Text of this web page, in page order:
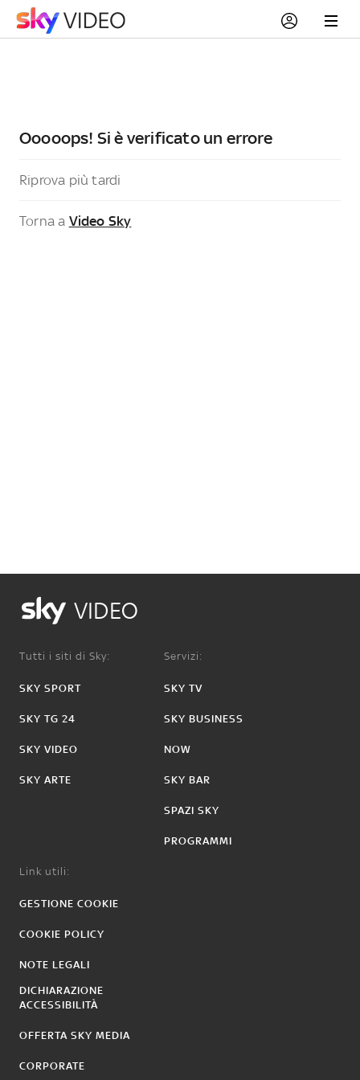
Ooooops! Si è verificato un errore
Riprova più tardi
Torna a Video Sky
VIDEO
Tutti i siti di Sky:
SKY SPORT
SKY TG 24
SKY VIDEO
SKY ARTE
Servizi:
SKY TV
SKY BUSINESS
NOW
SKY BAR
SPAZI SKY
PROGRAMMI
Link utili:
GESTIONE COOKIE
COOKIE POLICY
NOTE LEGALI
DICHIARAZIONE
ACCESSIBILITÀ
OFFERTA SKY MEDIA
CORPORATE